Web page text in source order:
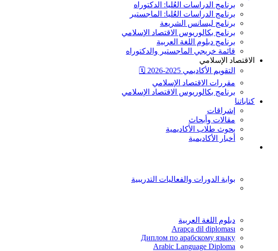
برنامج الدراسات العُليا: الدكتوراه
برنامج الدراسات العُليا: الماجستير
برنامج ليسانس الشريعة
برنامج بكالوريوس الاقتصاد الإسلامي
برنامج دبلوم اللغة العربية
قائمة خريجي الماجستير والدكتوراه
الاقتصاد الإسلامي
التقويم الأكاديمي 2025-2026 🗓️
مقررات الاقتصاد الإسلامي
برنامج بكالوريوس الاقتصاد الإسلامي
كتاباتنا
إشراقات
مقالات وأبحاث
بحوث طلاب الأكاديمية
أخبار الأكاديمية
بوابة الدورات والفعاليات التدريبية
دبلوم اللغة العربية
Arapça dil diploması
Диплом по арабскому языку
Arabic Language Diploma